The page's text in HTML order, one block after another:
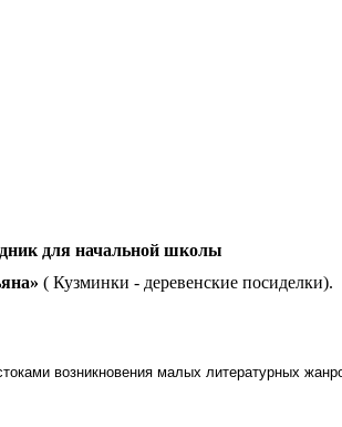
для начальной школы
( Кузминки - деревенские посиделки).
возникновения малых литературных